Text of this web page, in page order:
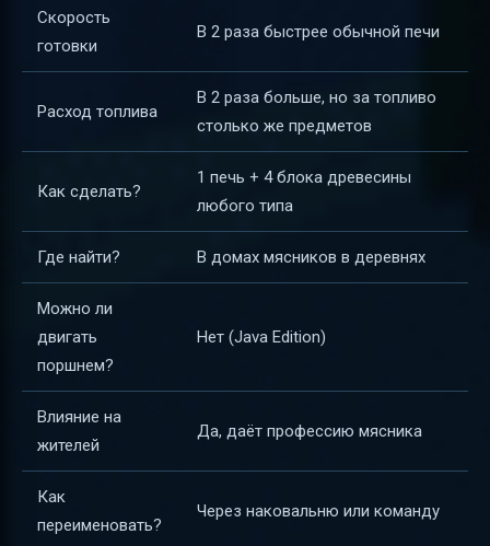
Скорость
готовки
В 2 раза быстрее обычной печи
Расход топлива
В 2 раза больше, но за топливо
столько же предметов
Как сделать?
1 печь + 4 блока древесины
любого типа
Где найти? В домах мясников в деревнях
Можно ли
двигать
поршнем?
Нет (Java Edition)
Влияние на
жителей
Да, даёт профессию мясника
Как
переименовать?
Через наковальню или команду